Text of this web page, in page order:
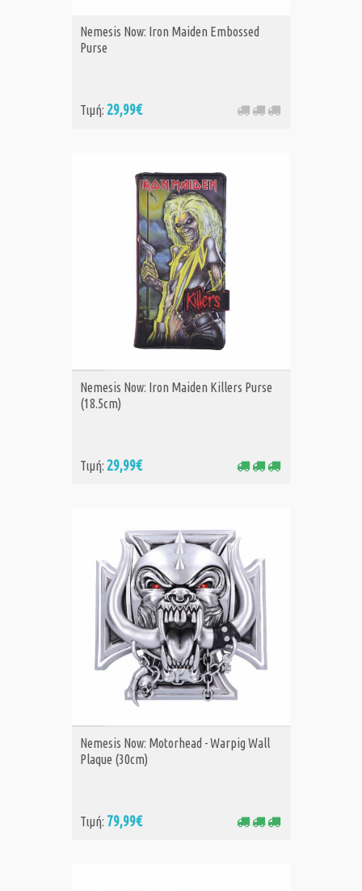
Nemesis Now: Iron Maiden Embossed
Purse
Τιμή: 29,99€
ΑΓΟΡΑ
Nemesis Now: Iron Maiden Killers Purse
(18.5cm)
Τιμή: 29,99€
ΑΓΟΡΑ
Nemesis Now: Motorhead - Warpig Wall
Plaque (30cm)
Τιμή: 79,99€